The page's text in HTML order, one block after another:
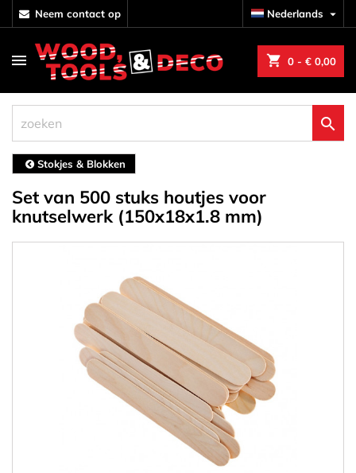
neem contact op Nederlands 
shopping_cart 0 - € 0,00

Stokjes & Blokken
Set van 500 stuks houtjes voor
knutselwerk (150x18x1.8 mm)